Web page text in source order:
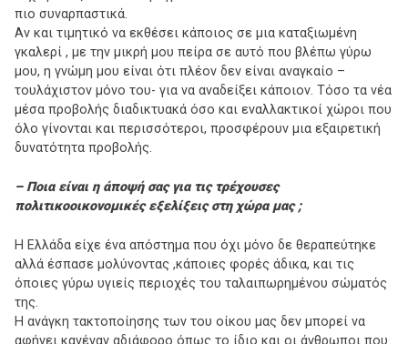
πιο συναρπαστικά.
Αν και τιμητικό να εκθέσει κάποιος σε μια καταξιωμένη
γκαλερί , με την μικρή μου πείρα σε αυτό που βλέπω γύρω
μου, η γνώμη μου είναι ότι πλέον δεν είναι αναγκαίο –
τουλάχιστον μόνο του- για να αναδείξει κάποιον. Τόσο τα νέα
μέσα προβολής διαδικτυακά όσο και εναλλακτικοί χώροι που
όλο γίνονται και περισσότεροι, προσφέρουν μια εξαιρετική
δυνατότητα προβολής.
– Ποια είναι η άποψή σας για τις τρέχουσες
πολιτικοοικονομικές εξελίξεις στη χώρα μας ;
Η Ελλάδα είχε ένα απόστημα που όχι μόνο δε θεραπεύτηκε
αλλά έσπασε μολύνοντας ,κάποιες φορές άδικα, και τις
όποιες γύρω υγιείς περιοχές του ταλαιπωρημένου σώματός
της.
Η ανάγκη τακτοποίησης των του οίκου μας δεν μπορεί να
αφήνει κανέναν αδιάφορο όπως το ίδιο και οι άνθρωποι που